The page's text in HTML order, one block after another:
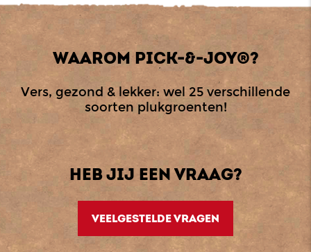
WAAROM PICK-&-JOY®?
Vers, gezond & lekker: wel 25 verschillende
soorten plukgroenten!
HEB JIJ EEN VRAAG?
VEELGESTELDE VRAGEN